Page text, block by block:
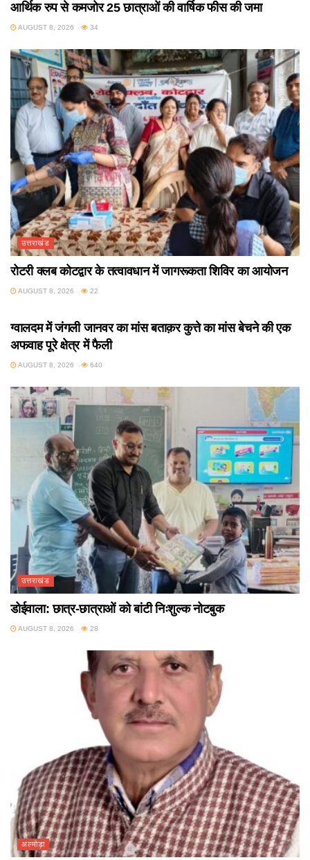
आर्थिक रुप से कमजोर 25 छात्राओं की वार्षिक फीस की जमा
AUGUST 8, 2026 34
उत्तराखंड
रोटरी क्लब कोटद्वार के तत्वावधान में जागरूकता शिविर का आयोजन
AUGUST 8, 2026 22
ग्वालदम में जंगली जानवर का मांस बताक़र कुत्ते का मांस बेचने की एक
अफवाह पूरे क्षेत्र में फैली
AUGUST 8, 2026 640
उत्तराखंड
डोईवाला: छात्र-छात्राओं को बांटी निःशुल्क नोटबुक
AUGUST 8, 2026 28
अल्मोड़ा